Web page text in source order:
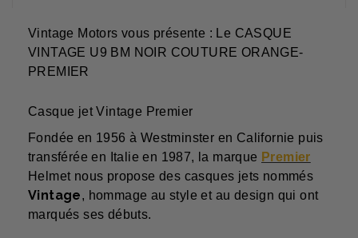
Vintage Motors vous présente : Le CASQUE
VINTAGE U9 BM NOIR COUTURE ORANGE-
PREMIER
Casque jet Vintage Premier
Fondée en 1956 à Westminster en Californie puis
transférée en Italie en 1987, la marque Premier
Helmet nous propose des casques jets nommés
Vintage, hommage au style et au design qui ont
marqués ses débuts.